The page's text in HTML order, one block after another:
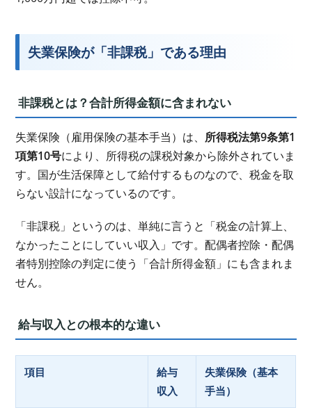
失業保険が「非課税」である理由
非課税とは？合計所得金額に含まれない
失業保険（雇用保険の基本手当）は、 所得税法第9条第1
項第10号により、所得税の課税対象から除外されていま
す。国が生活保障として給付するものなので、税金を取
らない設計になっているのです。
「非課税」というのは、単純に言うと「税金の計算上、
なかったことにしていい収入」です。配偶者控除・配偶
者特別控除の判定に使う「合計所得金額」にも含まれま
せん。
給与収入との根本的な違い
項目
給与
収入
失業保険（基本
手当）